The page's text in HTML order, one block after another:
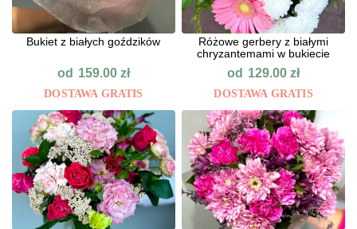
Bukiet z białych goździków
od 159.00 zł
DOSTAWA GRATIS
Różowe gerbery z białymi
chryzantemami w bukiecie
od 129.00zł
DOSTAWA GRATIS